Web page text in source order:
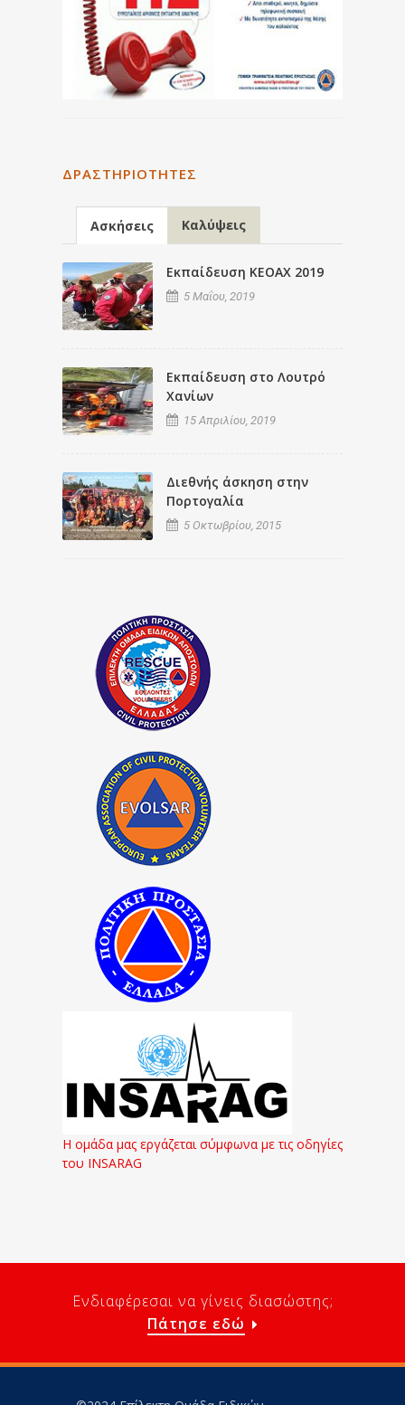
ΔΡΑΣΤΗΡΙΌΤΗΤΕΣ
Ασκήσεις Καλύψεις
Εκπαίδευση ΚΕΟΑΧ 2019
5 Μαΐου, 2019
Εκπαίδευση στο Λουτρό
Χανίων
15 Απριλίου, 2019
Διεθνής άσκηση στην
Πορτογαλία
5 Οκτωβρίου, 2015
Η ομάδα μας εργάζεται σύμφωνα με τις οδηγίες
του INSARAG
Ενδιαφέρεσαι να γίνεις διασώστης;
Πάτησε εδώ